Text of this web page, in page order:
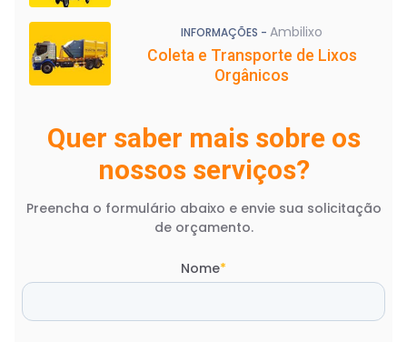
INFORMAÇÕES - Ambilixo
Coleta e Transporte de Lixos
Orgânicos
Quer saber mais sobre os
nossos serviços?
Preencha o formulário abaixo e envie sua solicitação
de orçamento.
Nome*